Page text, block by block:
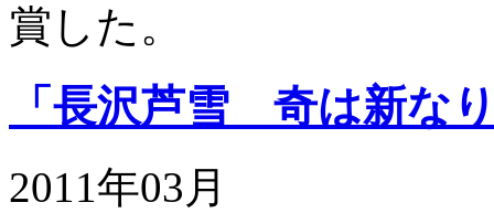
賞した。
「長沢芦雪 奇は新な
2011年03月